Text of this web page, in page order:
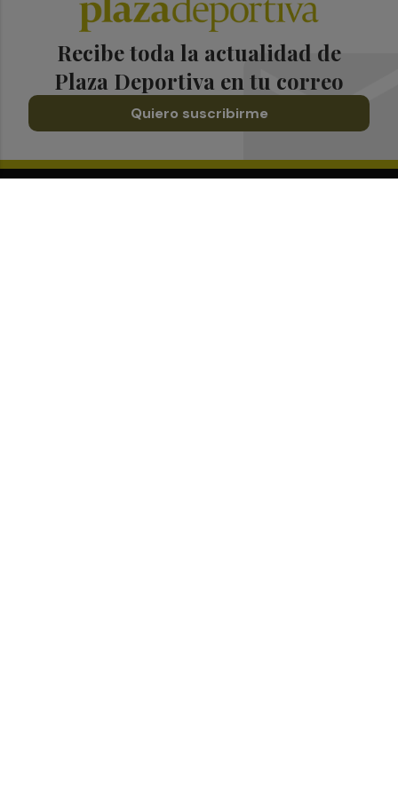
Recibe toda la actualidad de
Plaza Deportiva en tu correo
Quiero suscribirme